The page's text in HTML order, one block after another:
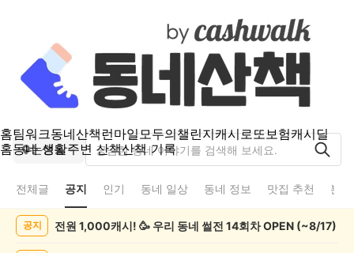
홈팀워크동네산책런마일모두의챌린지캐시로또보험캐시딜
홈동네 생활주변 산책산책 기록
논현동
전체글 공지 인기 동네 일상 동네 정보 맛집 추천 분
공지 전원 1,000캐시! 🥳 우리 동네 썰전 14회차 OPEN (~8/17)